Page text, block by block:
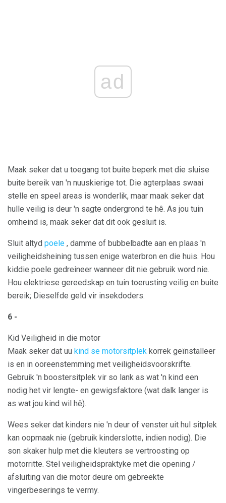
ad
Maak seker dat u toegang tot buite beperk met die sluise
buite bereik van 'n nuuskierige tot. Die agterplaas swaai
stelle en speel areas is wonderlik, maar maak seker dat
hulle veilig is deur 'n sagte ondergrond te hê. As jou tuin
omheind is, maak seker dat dit ook gesluit is.
Sluit altyd poele , damme of bubbelbadte aan en plaas 'n
veiligheidsheining tussen enige waterbron en die huis. Hou
kiddie poele gedreineer wanneer dit nie gebruik word nie.
Hou elektriese gereedskap en tuin toerusting veilig en buite
bereik; Dieselfde geld vir insekdoders.
6 -
Kid Veiligheid in die motor
Maak seker dat uu kind se motorsitplek korrek geïnstalleer
is en in ooreenstemming met veiligheidsvoorskrifte.
Gebruik 'n boostersitplek vir so lank as wat 'n kind een
nodig het vir lengte- en gewigsfaktore (wat dalk langer is
as wat jou kind wil hê).
Wees seker dat kinders nie 'n deur of venster uit hul sitplek
kan oopmaak nie (gebruik kinderslotte, indien nodig). Die
son skaker hulp met die kleuters se vertroosting op
motorritte. Stel veiligheidspraktyke met die opening /
afsluiting van die motor deure om gebreekte
vingerbeserings te vermy.